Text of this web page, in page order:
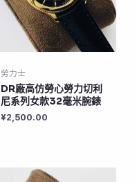
勞力士
DR廠高仿勞心勞力切利
尼系列女款32毫米腕錶
¥2,500.00